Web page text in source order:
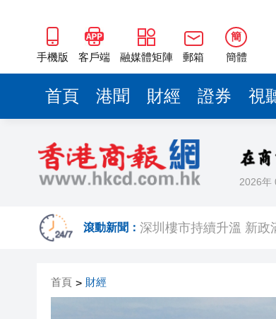
手機版 客戶端 融媒體矩陣 郵箱
簡
簡體
首頁 港聞 財經 證券 視
2026年
滾動新聞：
5月一手交投錄2018宗
廣西梧州風味飄香維園
第四屆家鄉市集嘉年華
甘孜州民族歌舞團亮相
【A股收評】三大指數
深圳樓市持續升溫 新政
首頁 > 財經